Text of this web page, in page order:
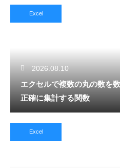
Excel
2026.08.10
エクセルで複数の丸の数を
正確に集計する関数
Excel